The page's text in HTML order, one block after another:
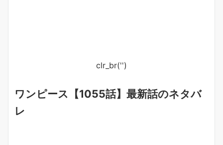
clr_br('')
ワンピース【1055話】最新話のネタバ
レ